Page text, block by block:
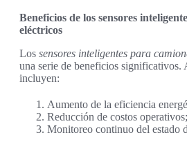
Beneficios de los sensores
eléctricos
Los sensores inteligentes para
una serie de beneficios significativos.
incluyen:
Aumento de la eficiencia
Reducción de costos operativos;
Monitoreo continuo del estado